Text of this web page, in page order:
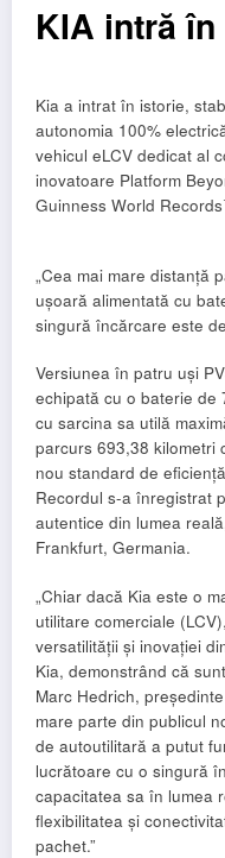
KIA intră
Kia a intrat în istorie,
autonomia 100%
vehicul eLCV dedicat al
inovatoare Platform
Guinness World
„Cea mai mare distanță
ușoară alimentată cu
singură încărcare este
Versiunea în patru uși
echipată cu o baterie de
cu sarcina sa utilă
parcurs 693,38 kilometri
nou standard de
Recordul s-a înregistrat
autentice din lumea
Frankfurt, Germania.
„Chiar dacă Kia este o
utilitare comerciale
versatilității și inovației
Kia, demonstrând că
Marc Hedrich,
mare parte din publicul
de autoutilitară a putut
lucrătoare cu o singură
capacitatea sa în lumea
flexibilitatea și
pachet.”